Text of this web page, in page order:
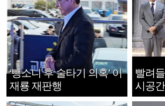
‘뺑소니 후 술타기 의혹’ 이
재룡 재판행
빨려
시공
지는 ‘